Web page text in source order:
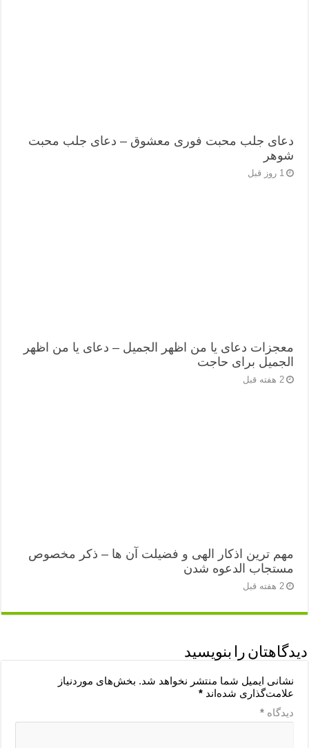
دعای جلب محبت فوری معشوق – دعای جلب محبت
شوهر
1 روز قبل
معجزات دعای یا من اظهر الجمیل – دعای یا من اظهر
الجمیل برای حاجت
2 هفته قبل
مهم ترین اذکار الهی و فضیلت آن ها – ذکر مخصوص
مستجاب الدعوه شدن
2 هفته قبل
دیدگاهتان را بنویسید
نشانی ایمیل شما منتشر نخواهد شد. بخش‌های موردنیاز
علامت‌گذاری شده‌اند*
دیدگاه*